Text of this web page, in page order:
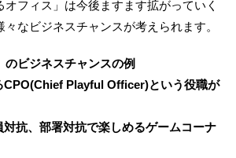
オフィス」は今後ますます拡がっていく
なビジネスチャンスが考えられます。
のビジネスチャンスの例
CPO(Chief Playful Officer)という役職が
抗、部署対抗で楽しめるゲームコーナ